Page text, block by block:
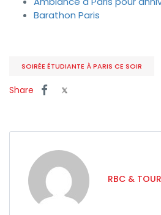
Barathon Paris
SOIRÉE ÉTUDIANTE À PARIS CE SOIR
Share
RBC &